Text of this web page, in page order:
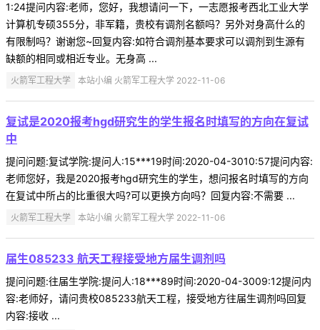
1:24提问内容:老师，您好，我想请问一下，一志愿报考西北工业大学
计算机专硕355分，非军籍，贵校有调剂名额吗？另外对身高什么的
有限制吗？谢谢您~回复内容:如符合调剂基本要求可以调剂到生源有
缺额的相同或相近专业。无身高 ...
火箭军工程大学 本站小编 火箭军工程大学 2022-11-06
复试是2020报考hgd研究生的学生报名时填写的方向在复试
中
提问问题:复试学院:提问人:15***19时间:2020-04-3010:57提问内容:
老师您好，我是2020报考hgd研究生的学生，想问报名时填写的方向
在复试中所占的比重很大吗?可以更换方向吗？回复内容:不需要 ...
火箭军工程大学 本站小编 火箭军工程大学 2022-11-06
届生085233 航天工程接受地方届生调剂吗
提问问题:往届生学院:提问人:18***89时间:2020-04-3009:12提问内
容:老师好，请问贵校085233航天工程，接受地方往届生调剂吗回复
内容:接收 ...